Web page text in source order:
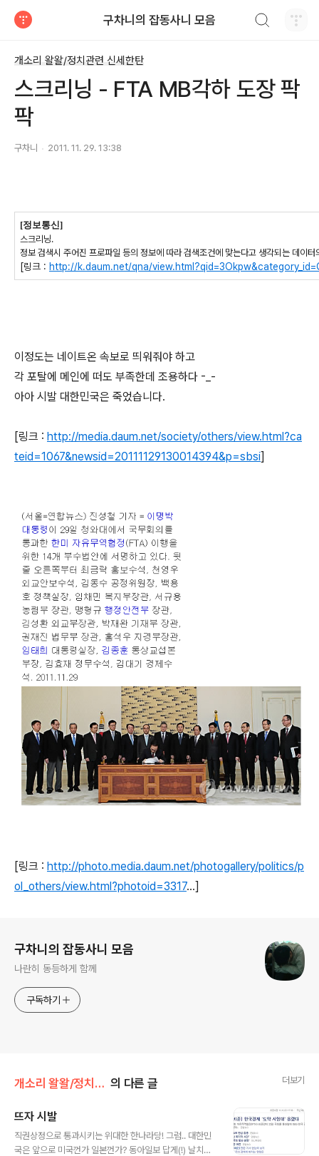
구차니의 잡동사니 모음
개소리 왈왈/정치관련 신세한탄
스크리닝 - FTA MB각하 도장 팍
팍
구차니 2011. 11. 29. 13:38
[정보통신]
스크리닝.
정보 검색시 주어진 프로파일 등의 정보에 따라 검색조건에 맞는다고 생각되는 데이
[링크 : http://k.daum.net/qna/
이정도는 네이트온 속보로 띄워줘야 하고
각 포탈에 메인에 떠도 부족한데 조용하다 -_-
아아 시발 대한민국은 죽었습니다.
[링크 : http://media.daum.net/society/others/view.html?ca
teid=1067&newsid=20111129130014394&p=sbsi]
[링크 : http://photo.media.daum.net/photogallery/politics/p
ol_others/view.html?photoid=3317...]
구차니의 잡동사니 모음
나란히 동등하게 함께
구독하기
개소리 왈왈/정치관련 신세한탄 의 다른 글 더보기
뜨자 시발
직권상정으로 통과시키는 위대한 한나라당! 그럼.. 대한민
국은 앞으로 미국껀가 일본껀가? 동아일보 답게(!) 날치기